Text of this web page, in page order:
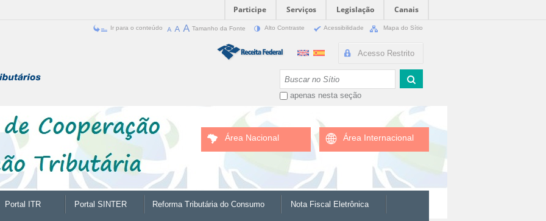
Participe Serviços Legislação
Canais
Ir para o conteúdo Tamanho da Fonte Alto Contraste Acessibilidade Mapa do Sítio
Acesso Restrito
apenas nesta seção
Área Nacional Área Internacional
Portal ITR Portal SINTER Reforma Tributária do Consumo Nota Fiscal Eletrônica